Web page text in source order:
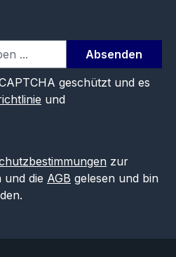
Absenden
geschützt und es
und
zur
und die AGB gelesen und bin